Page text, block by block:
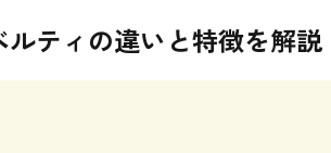
ルティの違いと特徴を解説